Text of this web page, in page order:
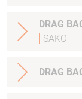
DRAG
SAKO
DRAG